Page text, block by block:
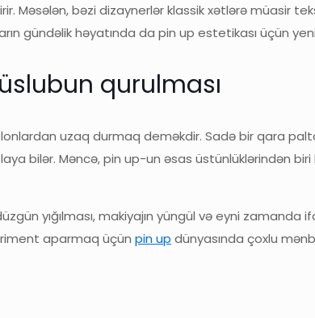
Məsələn, bəzi dizaynerlər klassik xətlərə müasir
gündəlik həyatında da pin up estetikası üçün
qurulması
uzaq durmaq deməkdir. Sadə bir qara
bilər. Məncə, pin up-un əsas üstünlüklərindən
yığılması, makiyajın yüngül və eyni
aparmaq üçün pin up dünyasında çoxlu